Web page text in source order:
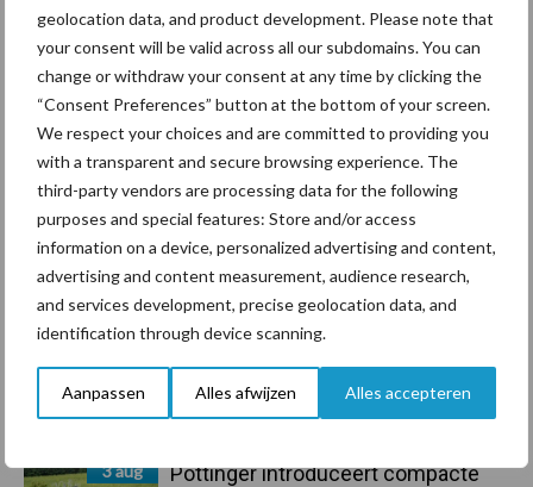
geolocation data, and product development. Please note that
your consent will be valid across all our subdomains. You can
change or withdraw your consent at any time by clicking the
“Consent Preferences” button at the bottom of your screen.
We respect your choices and are committed to providing you
with a transparent and secure browsing experience. The
third-party vendors are processing data for the following
purposes and special features: Store and/or access
information on a device, personalized advertising and content,
advertising and content measurement, audience research,
and services development, precise geolocation data, and
identification through device scanning.
Aanpassen Alles afwijzen Alles accepteren
Primaire
Sidebar
Recent nieuws Partner nieuws
Tien praktische tips voor een
langere levensduur
“Vraag naar praktische
hygieneoplossingen is in Polen
groter dan ooit”
van 14.000 kilogram melk
3 aug
Pöttinger introduceert compacte